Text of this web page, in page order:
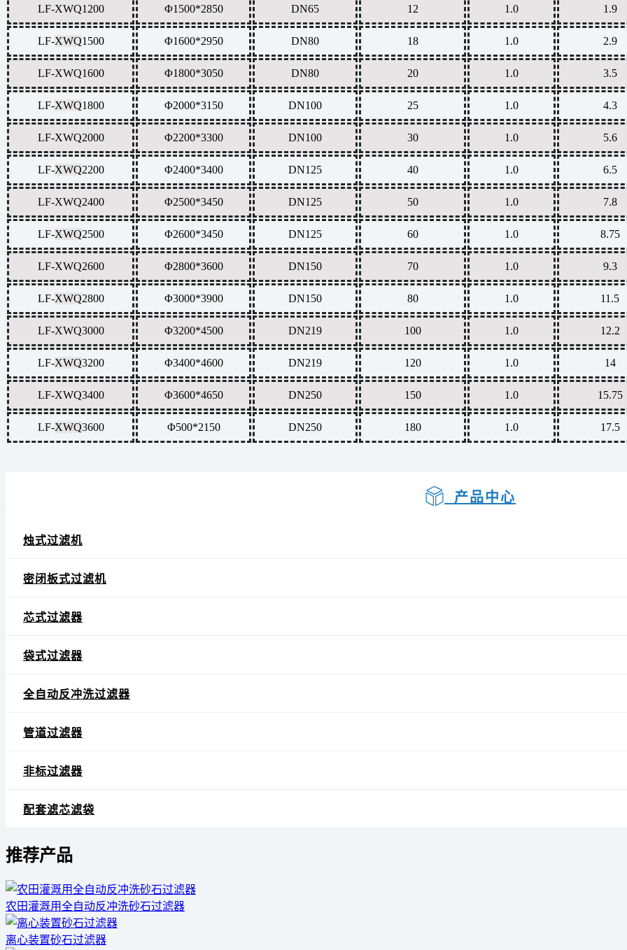
LF-XWQ1200 Φ1500*2850 DN65 12 1.0 1.9
LF-XWQ1500 Φ1600*2950 DN80 18 1.0 2.9
LF-XWQ1600 Φ1800*3050 DN80 20 1.0 3.5
LF-XWQ1800 Φ2000*3150 DN100 25 1.0 4.3
LF-XWQ2000 Φ2200*3300 DN100 30 1.0 5.6
LF-XWQ2200 Φ2400*3400 DN125 40 1.0 6.5
LF-XWQ2400 Φ2500*3450 DN125 50 1.0 7.8
LF-XWQ2500 Φ2600*3450 DN125 60 1.0 8.75
LF-XWQ2600 Φ2800*3600 DN150 70 1.0 9.3
LF-XWQ2800 Φ3000*3900 DN150 80 1.0 11.5
LF-XWQ3000 Φ3200*4500 DN219 100 1.0 12.2
LF-XWQ3200 Φ3400*4600 DN219 120 1.0 14
LF-XWQ3400 Φ3600*4650 DN250 150 1.0 15.75
LF-XWQ3600 Φ500*2150 DN250 180 1.0 17.5
产品中心
烛式过滤机
密闭板式过滤机
芯式过滤器
袋式过滤器
全自动反冲洗过滤器
管道过滤器
非标过滤器
配套滤芯滤袋
推荐产品
农田灌溉用全自动反冲洗砂石过滤器
离心装置砂石过滤器